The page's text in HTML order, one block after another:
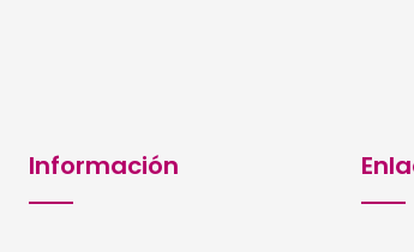
Información